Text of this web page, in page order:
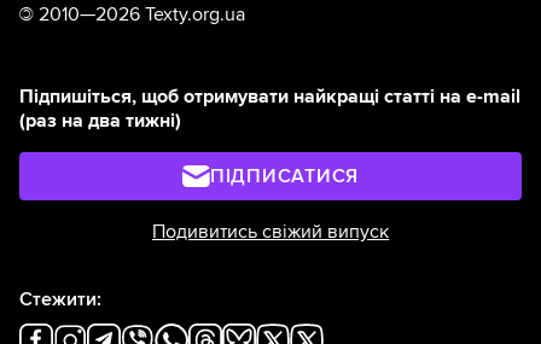
© 2010—2026 Texty.org.ua
Підпишіться, щоб отримувати найкращі статті на e-mail
(раз на два тижні)
ПІДПИСАТИСЯ
Подивитись свіжий випуск
Стежити: